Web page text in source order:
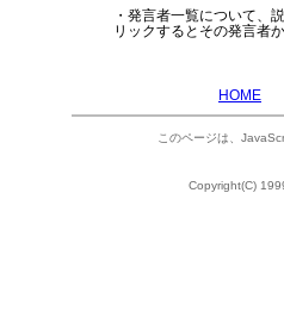
・発言者一覧について、
リックするとその発言者
HOME
このページは、
Copyright(C)